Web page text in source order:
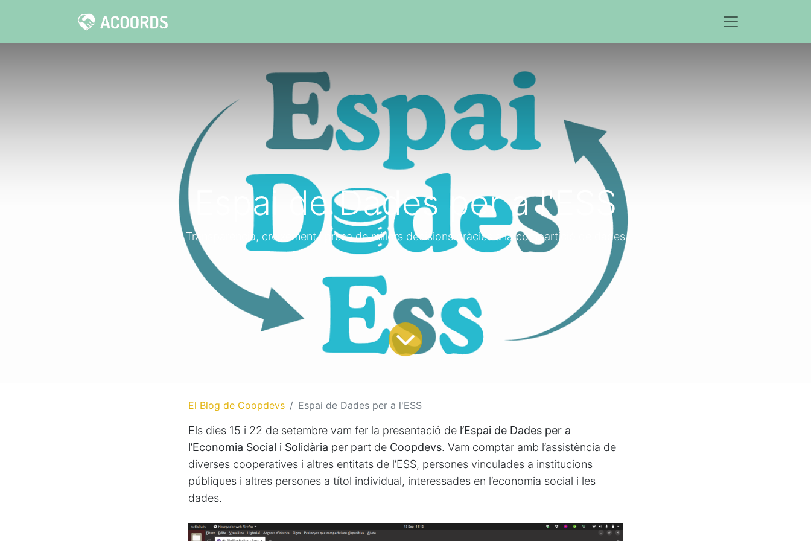
Espai de Dades per a l'ESS
Transparència, creixement i presa de millors decisions gràcies a la compartició de dades
El Blog de Coopdevs Espai de Dades per a l'ESS
Els dies 15 i 22 de setembre vam fer la presentació de l’Espai de Dades per a
l’Economia Social i Solidària per part de Coopdevs. Vam comptar amb l’assistència de
diverses cooperatives i altres entitats de l’ESS, persones vinculades a institucions
públiques i altres persones a títol individual, interessades en l’economia social i les
dades.